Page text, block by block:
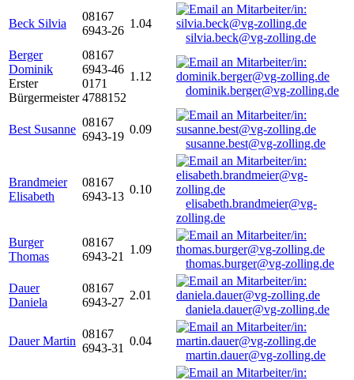
Beck Silvia
08167
6943-26
1.04
silvia.beck@vg-zolling.de
Berger
Dominik
Erster
Bürgermeister
08167
6943-46
0171
4788152
1.12
dominik.berger@vg-zolling.de
Best Susanne
08167
6943-19
0.09
susanne.best@vg-zolling.de
Brandmeier
Elisabeth
08167
6943-13
0.10
elisabeth.brandmeier@vg-
zolling.de
Burger
Thomas
08167
6943-21
1.09
thomas.burger@vg-zolling.de
Dauer
Daniela
08167
6943-27
2.01
daniela.dauer@vg-zolling.de
Dauer Martin
08167
6943-31
0.04
martin.dauer@vg-zolling.de